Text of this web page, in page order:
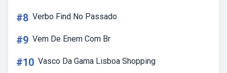
#8 Verbo Find No Passado
#9 Vem De Enem Com Br
#10 Vasco Da Gama Lisboa Shopping